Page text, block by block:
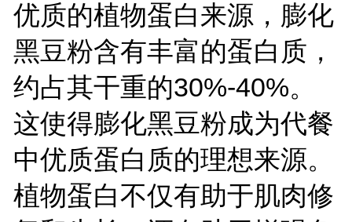
优质的植物蛋白来源，膨化
黑豆粉含有丰富的蛋白质，
约占其干重的30%-40%。
这使得膨化黑豆粉成为代餐
中优质蛋白质的理想来源。
植物蛋白不仅有助于肌肉修